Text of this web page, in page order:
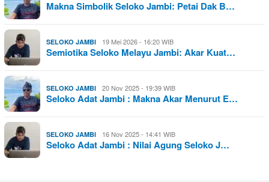
Makna Simbolik Seloko Jambi: Petai Dak B…
SELOKO JAMBI 19 Mei 2026 - 16:20 WIB
Semiotika Seloko Melayu Jambi: Akar Kuat…
SELOKO JAMBI 20 Nov 2025 - 19:39 WIB
Seloko Adat Jambi : Makna Akar Menurut E…
SELOKO JAMBI 16 Nov 2025 - 14:41 WIB
Seloko Adat Jambi : Nilai Agung Seloko J…